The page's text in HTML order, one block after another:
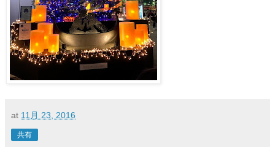
at 11月 23, 2016
共有